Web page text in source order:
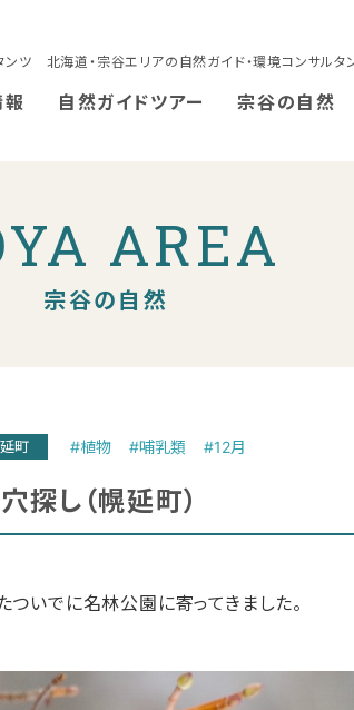
ンツ 北海道・宗谷エリアの自然ガイド・環境コンサルタ
報 自然ガイドツアー 宗谷の自然
AREA
宗谷の自然
町 #植物 #哺乳類 #12月
探し（幌延町）
いでに名林公園に寄ってきました。